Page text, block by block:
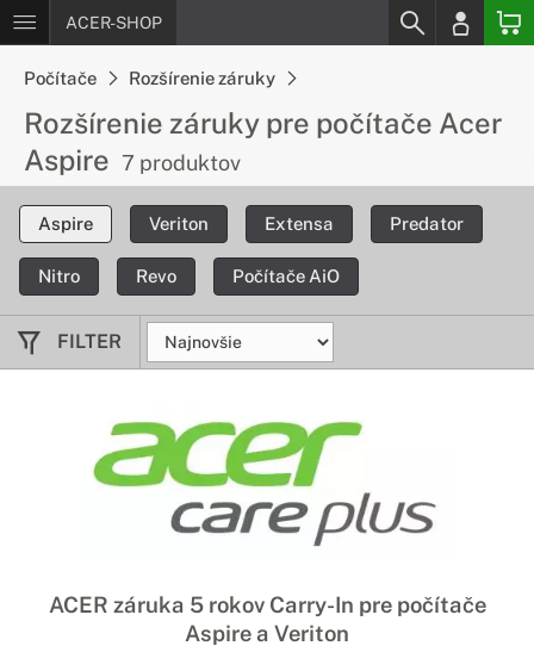
ACER-SHOP
Počítače Rozšírenie záruky
Rozšírenie záruky pre počítače Acer
Aspire 7 produktov
Aspire Veriton Extensa Predator
Nitro Revo Počítače AiO
FILTER
ACER záruka 5 rokov Carry-In pre počítače
Aspire a Veriton